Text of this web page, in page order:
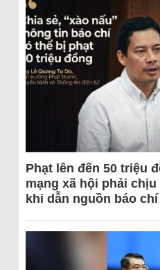
Phạt lên đến 50 triệu
mạng xã hội phải
khi dẫn nguồn báo chí